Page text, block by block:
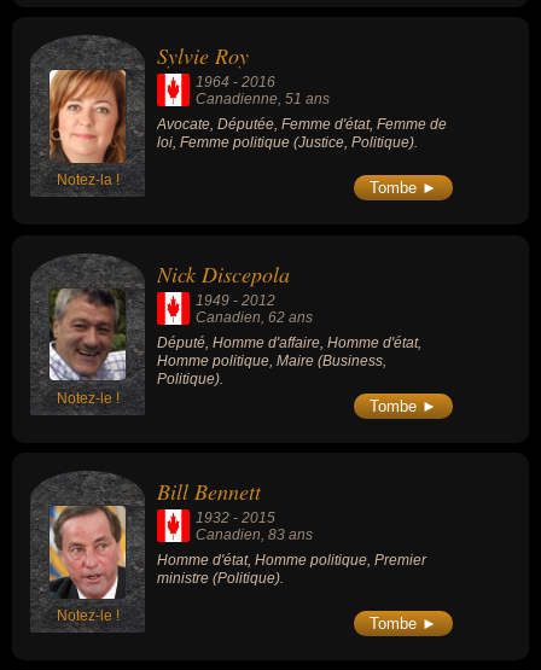
Notez-la !
Sylvie Roy
1964 - 2016
Canadienne, 51 ans
Avocate, Députée, Femme d'état, Femme de
loi, Femme politique (Justice, Politique).
Tombe ►
Notez-le !
Nick Discepola
1949 - 2012
Canadien, 62 ans
Député, Homme d'affaire, Homme d'état,
Homme politique, Maire (Business,
Politique).
Tombe ►
Notez-le !
Bill Bennett
1932 - 2015
Canadien, 83 ans
Homme d'état, Homme politique, Premier
ministre (Politique).
Tombe ►